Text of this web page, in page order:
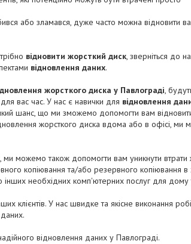
або зламався, дуже часто можна відновити
відновити жорсткий диск, зверніться до
відновлення даних.
жорсткого диска у Павлограді,
вас час. У нас є навички для відновлення
шанс, що ми зможемо допомогти вам
жорсткого диска вдома або в офісі,
, ми можемо також допомогти вам уникнути
копіювання та/або резервного копіювання в
необхідних комп'ютерних послуг для дому
клієнтів. У нас швидке та якісне виконання
відновлення даних у Павлограді.